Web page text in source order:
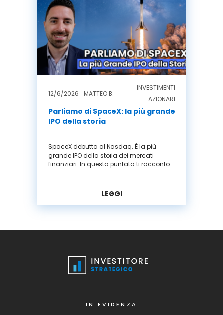
12/6/2026 MATTEO B.
INVESTIMENTI
AZIONARI
Parliamo di SpaceX: la più grande
IPO della storia
SpaceX debutta al Nasdaq. È la più
grande IPO della storia dei mercati
finanziari. In questa puntata ti racconto
...
LEGGI
IN EVIDENZA